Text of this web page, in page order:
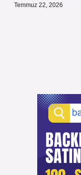
Temmuz 22, 2026